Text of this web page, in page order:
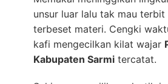
unsur luar lalu tak mau terbit
terbeset materi. Cengki
kafi mengecilkan kilat wajar
Kabupaten Sarmi tercatat.